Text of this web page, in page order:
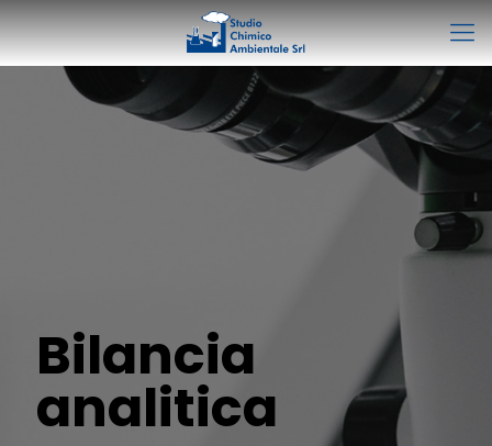
Bilancia
analitica